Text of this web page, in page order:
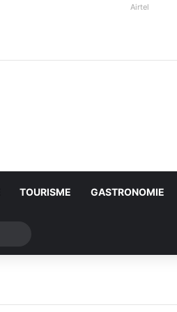
Airtel
TOURISME GASTRONOMIE